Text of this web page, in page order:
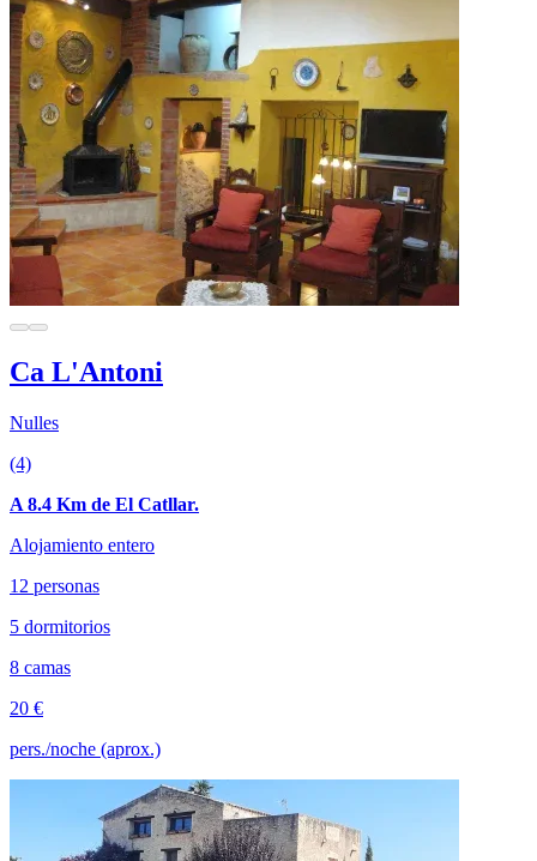
Ca L'Antoni
Nulles
(4)
A 8.4 Km de El Catllar.
Alojamiento entero
12 personas
5 dormitorios
8 camas
20 €
pers./noche (aprox.)